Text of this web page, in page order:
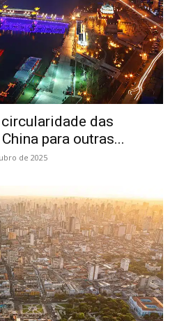
das
para outras...
de 2025